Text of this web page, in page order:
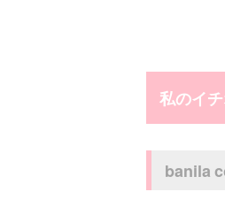
私のイ
banila